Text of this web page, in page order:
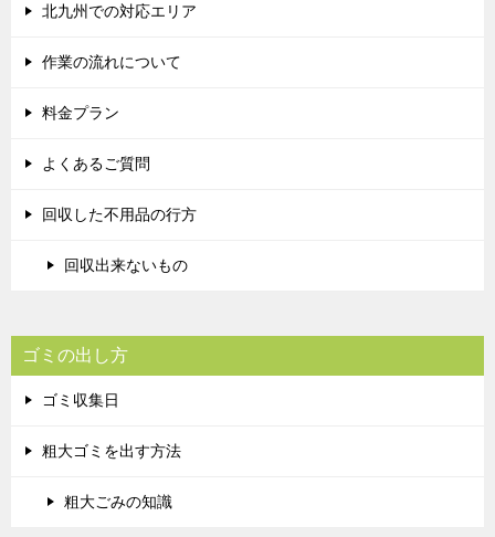
北九州での対応エリア
作業の流れについて
料金プラン
よくあるご質問
回収した不用品の行方
回収出来ないもの
ゴミの出し方
ゴミ収集日
粗大ゴミを出す方法
粗大ごみの知識